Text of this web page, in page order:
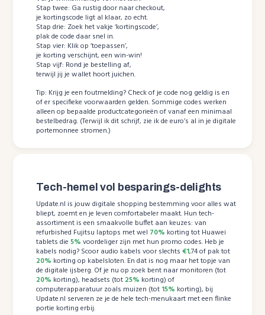
Stap twee: Ga rustig door naar checkout,
je kortingscode ligt al klaar, zo echt.
Stap drie: Zoek het vakje ‘kortingscode’,
plak de code daar snel in.
Stap vier: Klik op ’toepassen’,
je korting verschijnt, een win-win!
Stap vijf: Rond je bestelling af,
terwijl jij je wallet hoort juichen.
Tip: Krijg je een foutmelding? Check of je code nog geldig is en
of er specifieke voorwaarden gelden. Sommige codes werken
alleen op bepaalde productcategorieën of vanaf een minimaal
bestelbedrag. (Terwijl ik dit schrijf, zie ik de euro’s al in je digitale
portemonnee stromen.)
Tech-hemel vol besparings-delights
Update.nl is jouw digitale shopping bestemming voor alles wat
bliept, zoemt en je leven comfortabeler maakt. Hun tech-
assortiment is een smaakvolle buffet aan keuzes: van
refurbished Fujitsu laptops met wel 70% korting tot Huawei
tablets die5% voordeliger zijn met hun promo codes. Heb je
kabels nodig? Scoor audio kabels voor slechts€1,74 of pak tot
20% korting op kabelsloten. En dat is nog maar het topje van
de digitale ijsberg. Of je nu op zoek bent naar monitoren (tot
20% korting), headsets (tot 25% korting) of
computerapparatuur zoals muizen (tot 15% korting), bij
Update.nl serveren ze je de hele tech-menukaart met een flinke
portie korting erbij.